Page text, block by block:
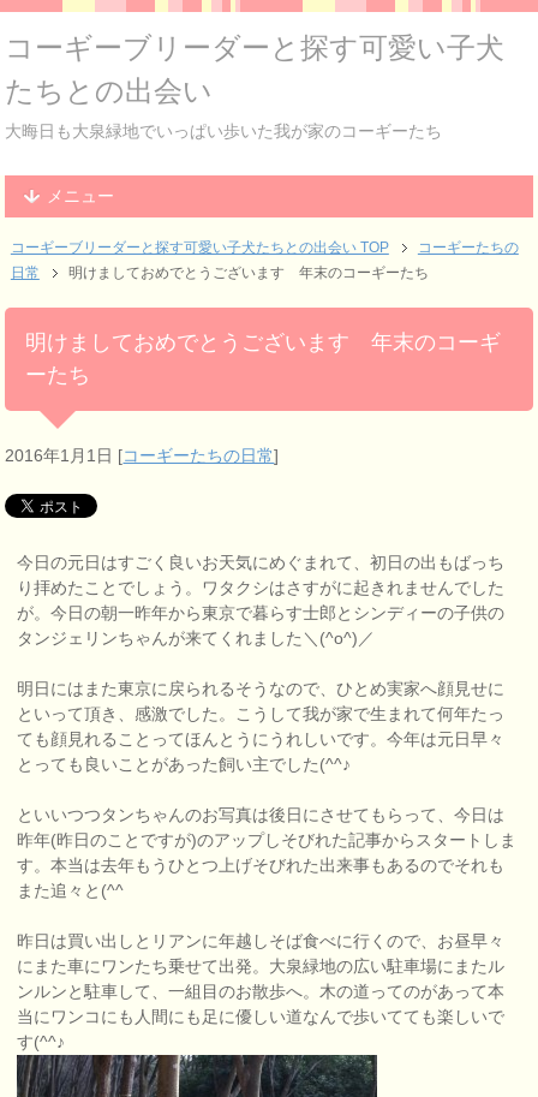
コーギーブリーダーと探す可愛い子犬
たちとの出会い
大晦日も大泉緑地でいっぱい歩いた我が家のコーギーたち
メニュー
コーギーブリーダーと探す可愛い子犬たちとの出会い TOP
コーギーたちの
日常
明けましておめでとうございます 年末のコーギーたち
明けましておめでとうございます 年末のコーギ
ーたち
2016年1月1日 [コーギーたちの日常]
今日の元日はすごく良いお天気にめぐまれて、初日の出もばっち
り拝めたことでしょう。ワタクシはさすがに起きれませんでした
が。今日の朝一昨年から東京で暮らす士郎とシンディーの子供の
タンジェリンちゃんが来てくれました＼(^o^)／
明日にはまた東京に戻られるそうなので、ひとめ実家へ顔見せに
といって頂き、感激でした。こうして我が家で生まれて何年たっ
ても顔見れることってほんとうにうれしいです。今年は元日早々
とっても良いことがあった飼い主でした(^^♪
といいつつタンちゃんのお写真は後日にさせてもらって、今日は
昨年(昨日のことですが)のアップしそびれた記事からスタートしま
す。本当は去年もうひとつ上げそびれた出来事もあるのでそれも
また追々と(^^ゞ
昨日は買い出しとリアンに年越しそば食べに行くので、お昼早々
にまた車にワンたち乗せて出発。大泉緑地の広い駐車場にまたル
ンルンと駐車して、一組目のお散歩へ。木の道ってのがあって本
当にワンコにも人間にも足に優しい道なんで歩いてても楽しいで
す(^^♪